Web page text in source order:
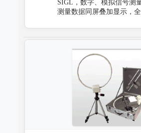
SIGL，数字、模拟信号测
测量数据同屏叠加显示，全